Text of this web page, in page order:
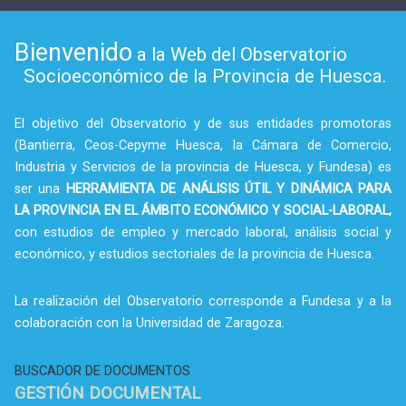
Bienvenido a la Web del Observatorio
Socioeconómico de la Provincia de Huesca.
El objetivo del Observatorio y de sus entidades promotoras
(Bantierra, Ceos-Cepyme Huesca, la Cámara de Comercio,
Industria y Servicios de la provincia de Huesca, y Fundesa) es
ser una HERRAMIENTA DE ANÁLISIS ÚTIL Y DINÁMICA PARA
LA PROVINCIA EN EL ÁMBITO ECONÓMICO Y SOCIAL-LABORAL,
con estudios de empleo y mercado laboral, análisis social y
económico, y estudios sectoriales de la provincia de Huesca.
La realización del Observatorio corresponde a Fundesa y a la
colaboración con la Universidad de Zaragoza.
BUSCADOR DE DOCUMENTOS
GESTIÓN DOCUMENTAL